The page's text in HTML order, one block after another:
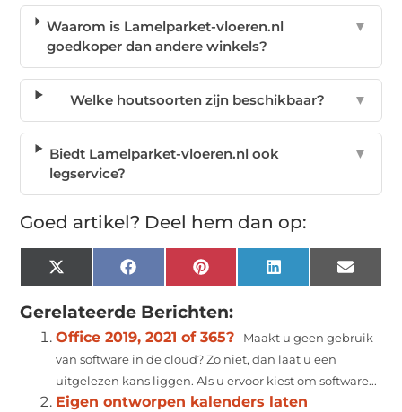
Waarom is Lamelparket-vloeren.nl
goedkoper dan andere winkels?
▼
Welke houtsoorten zijn beschikbaar? ▼
Biedt Lamelparket-vloeren.nl ook
legservice?
▼
Goed artikel? Deel hem dan op:
X
(Twitter)
Facebook Pinterest LinkedIn Email
Gerelateerde Berichten:
Office 2019, 2021 of 365?
Maakt u geen gebruik
van software in de cloud? Zo niet, dan laat u een
uitgelezen kans liggen. Als u ervoor kiest om software...
Eigen ontworpen kalenders laten